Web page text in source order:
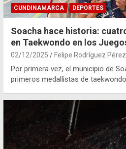
CUNDINAMARCA DEPORTES
Soacha hace historia:
en Taekwondo en los
02/12/2025 Felipe Rodríguez Pérez
Por primera vez, el municipio de
primeros medallistas de